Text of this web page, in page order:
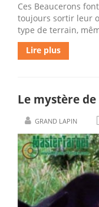
Ces Beaucerons
toujours sortir leur
type de terrain,
Lire plus
Le mystère
GRAND LAPIN